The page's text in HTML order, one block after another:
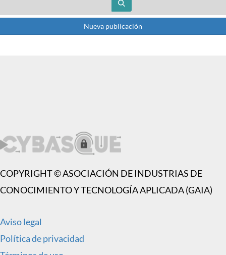
Nueva publicación
COPYRIGHT © ASOCIACIÓN DE INDUSTRIAS DE
CONOCIMIENTO Y TECNOLOGÍA APLICADA (GAIA)
Aviso legal
Política de privacidad